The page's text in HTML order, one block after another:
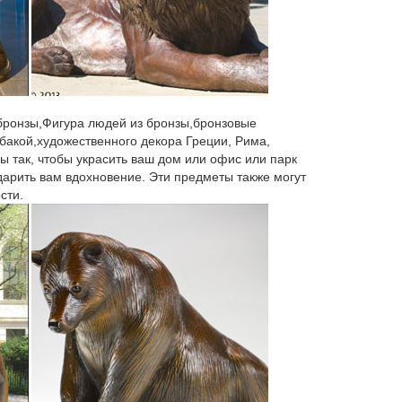
лучшая цена на бокалы для вина Bohemia,
сравнение. Фигурка "Пес" №04-23ST.
но еще и верный любящий друг на все
щенки.Добейтесь своих целей – купите символ
«Символ 2018 года — собака». 4990
чешского хрусталя «Символ 2018 года —
людей из бронзы,бронзовые
декора Греции, Рима,
так, чтобы украсить ваш дом или офис или парк
вам вдохновение. Эти предметы также могут